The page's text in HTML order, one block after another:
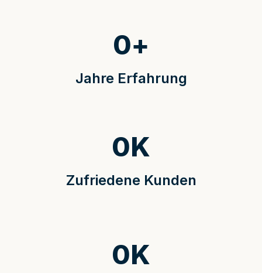
Jahre Erfahrung
0+
Zufriedene Kunden
0K
0K